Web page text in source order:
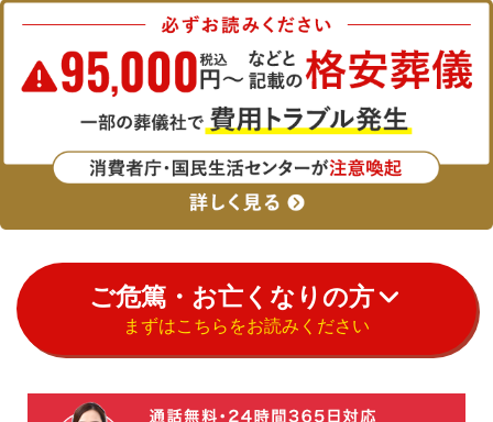
ご危篤・お亡くなりの方
まずはこちらをお読みください